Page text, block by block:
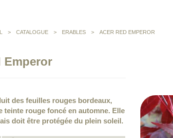
> CATALOGUE > ERABLES > ACER RED EMPEROR
Emperor
des feuilles rouges bordeaux,
rouge foncé en automne. Elle
doit être protégée du plein soleil.